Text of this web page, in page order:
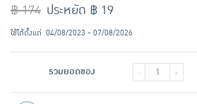
฿ 174 ประหยัด ฿ 19
ใช้ได้ตั้งแต่ 04/08/2023 - 07/08/2026
รวมยอดของ - +